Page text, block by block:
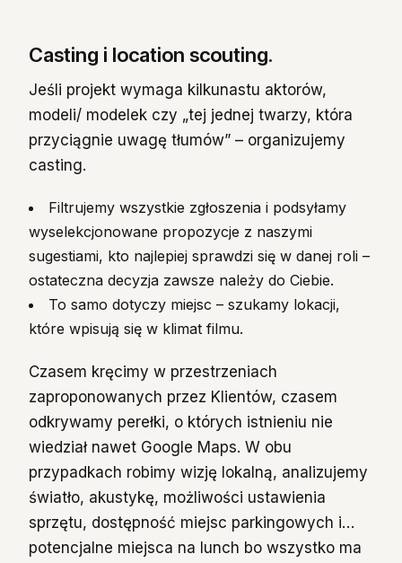
Casting i location scouting.
Jeśli projekt wymaga kilkunastu aktorów,
modeli/ modelek czy „tej jednej twarzy, która
przyciągnie uwagę tłumów” – organizujemy
casting.
Filtrujemy wszystkie zgłoszenia i podsyłamy
wyselekcjonowane propozycje z naszymi
sugestiami, kto najlepiej sprawdzi się w danej roli –
ostateczna decyzja zawsze należy do Ciebie.
To samo dotyczy miejsc – szukamy lokacji,
które wpisują się w klimat filmu.
Czasem kręcimy w przestrzeniach
zaproponowanych przez Klientów, czasem
odkrywamy perełki, o których istnieniu nie
wiedział nawet Google Maps. W obu
przypadkach robimy wizję lokalną, analizujemy
światło, akustykę, możliwości ustawienia
sprzętu, dostępność miejsc parkingowych i…
potencjalne miejsca na lunch bo wszystko ma